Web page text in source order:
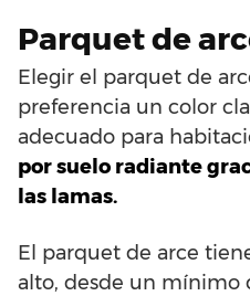
Parquet de
Elegir el parquet de
preferencia un color
adecuado para
por suelo radiante
las lamas.
El parquet de arce
alto, desde un mínimo